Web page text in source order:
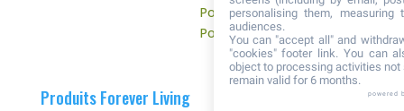
Politique d’expédition
Politique de retour
Produits Forever Living
personalising them, measuring
audiences.
You can "accept all" and
"cookies" footer link. You can
object to processing activities
remain valid for 6 months.
powered